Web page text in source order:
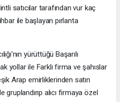
satıcılar tarafından vur kaç
ile başlayan pırlanta
yürüttüğü Başarılı
yollar ile Farklı firma ve şahıslar
Arap emirliklerinden satın
gruplandırıp alıcı firmaya özel